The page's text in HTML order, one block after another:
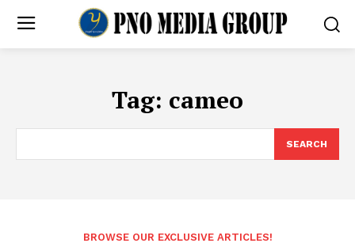
Tag: cameo
SEARCH
BROWSE OUR EXCLUSIVE ARTICLES!